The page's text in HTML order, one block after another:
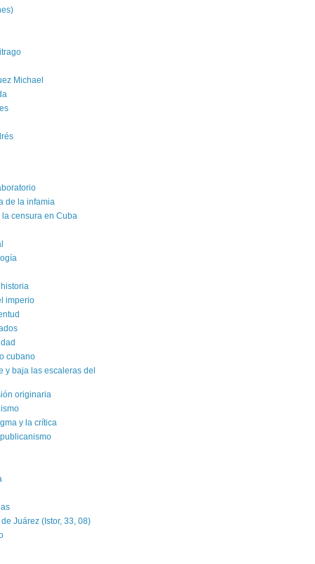
Michael
de la infamia
censura en Cuba
imperio
cubano
y baja las escaleras del
originaria
y la crítica
Juárez (Istor, 33, 08)